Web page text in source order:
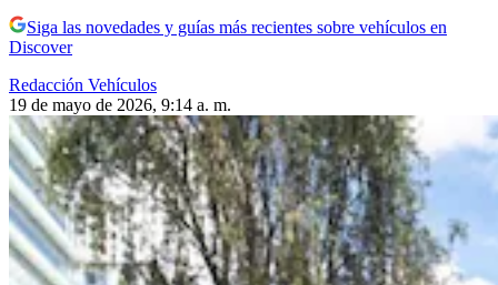
Siga las novedades y guías más recientes sobre vehículos en
Discover
Redacción Vehículos
19 de mayo de 2026, 9:14 a. m.